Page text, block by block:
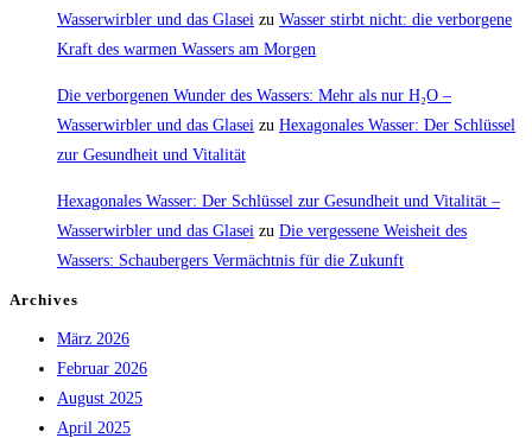
Wasserwirbler und das Glasei zu Wasser stirbt nicht: die verborgene
Kraft des warmen Wassers am Morgen
Die verborgenen Wunder des Wassers: Mehr als nur H₂O –
Wasserwirbler und das Glasei zu Hexagonales Wasser: Der Schlüssel
zur Gesundheit und Vitalität
Hexagonales Wasser: Der Schlüssel zur Gesundheit und Vitalität –
Wasserwirbler und das Glasei zu Die vergessene Weisheit des
Wassers: Schaubergers Vermächtnis für die Zukunft
Archives
März 2026
Februar 2026
August 2025
April 2025